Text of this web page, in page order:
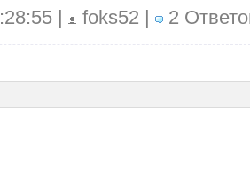
| foks52 | 2